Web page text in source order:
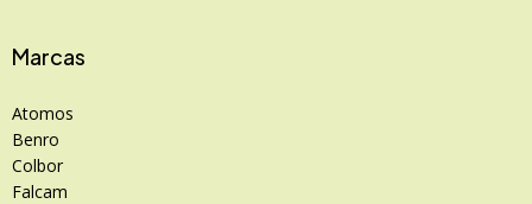
Marcas
Atomos
Benro
Colbor
Falcam